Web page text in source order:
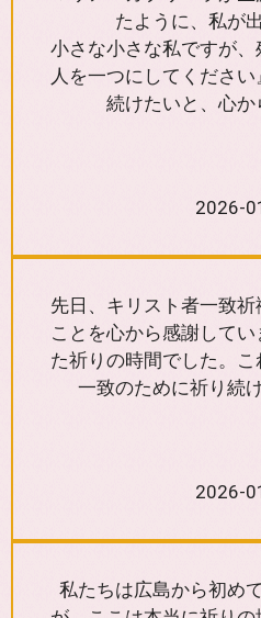
たように、私が
小さな小さな私ですが
人を一つにしてくださ
続けたいと、心か
2026-
先日、キリスト者一致
ことを心から感謝して
た祈りの時間でした。
一致のために祈り続
2026-
私たちは広島から初め